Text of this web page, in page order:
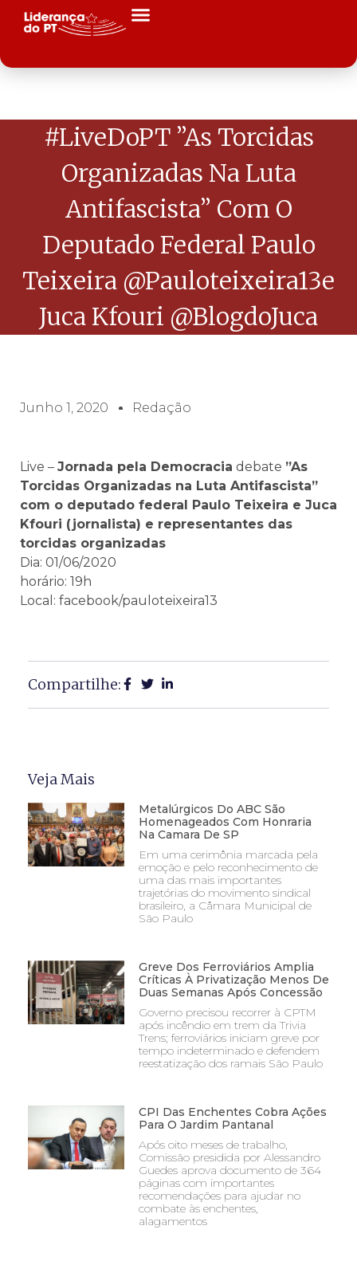
#LiveDoPT ”As Torcidas
Organizadas Na Luta
Antifascista” Com O
Deputado Federal Paulo
Teixeira @pauloteixeira13e
Juca Kfouri @blogdoJuca
Junho 1, 2020 Redação
Live – Jornada pela Democracia debate ”As
Torcidas Organizadas na Luta Antifascista”
com o deputado federal Paulo Teixeira e Juca
Kfouri (jornalista) e representantes das
torcidas organizadas
Dia: 01/06/2020
horário: 19h
Local: facebook/pauloteixeira13
Compartilhe:
Veja Mais
Metalúrgicos Do ABC São
Homenageados Com Honraria
Na Camara De SP
Em uma cerimônia marcada pela
emoção e pelo reconhecimento de
uma das mais importantes
trajetórias do movimento sindical
brasileiro, a Câmara Municipal de
São Paulo
Greve Dos Ferroviários Amplia
Críticas À Privatização Menos De
Duas Semanas Após Concessão
Governo precisou recorrer à CPTM
após incêndio em trem da Trivia
Trens; ferroviários iniciam greve por
tempo indeterminado e defendem
reestatização dos ramais São Paulo
CPI Das Enchentes Cobra Ações
Para O Jardim Pantanal
Após oito meses de trabalho,
Comissão presidida por Alessandro
Guedes aprova documento de 364
páginas com importantes
recomendações para ajudar no
combate às enchentes,
alagamentos